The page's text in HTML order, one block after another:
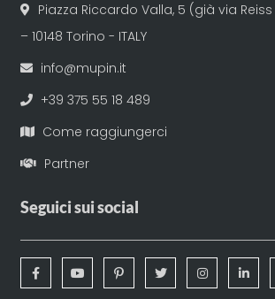
Piazza Riccardo Valla, 5 (già via
– 10148 Torino - ITALY
info@mupin.it
+39 375 55 18 489
Come raggiungerci
Partner
Seguici sui social